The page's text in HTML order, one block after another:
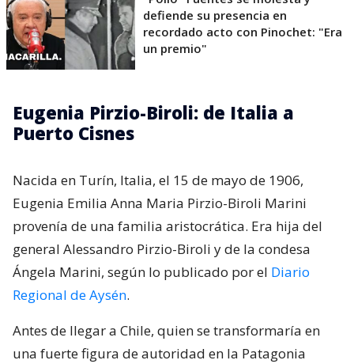
defiende su presencia en
recordado acto con Pinochet: "Era
un premio"
Eugenia Pirzio-Biroli: de Italia a
Puerto Cisnes
Nacida en Turín, Italia, el 15 de mayo de 1906,
Eugenia Emilia Anna Maria Pirzio-Biroli Marini
provenía de una familia aristocrática. Era hija del
general Alessandro Pirzio-Biroli y de la condesa
Ángela Marini, según lo publicado por el Diario
Regional de Aysén.
Antes de llegar a Chile, quien se transformaría en
una fuerte figura de autoridad en la Patagonia